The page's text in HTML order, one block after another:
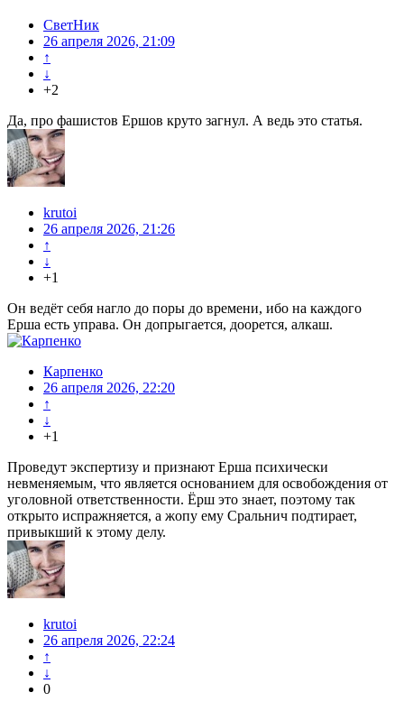
СветНик
26 апреля 2026, 21:09
↑
↓
+2
Да, про фашистов Ершов круто загнул. А ведь это статья.
krutoi
26 апреля 2026, 21:26
↑
↓
+1
Он ведёт себя нагло до поры до времени, ибо на каждого
Ерша есть управа. Он допрыгается, доорется, алкаш.
Карпенко
26 апреля 2026, 22:20
↑
↓
+1
Проведут экспертизу и признают Ерша психически
невменяемым, что является основанием для освобождения от
уголовной ответственности. Ёрш это знает, поэтому так
открыто испражняется, а жопу ему Сральнич подтирает,
привыкший к этому делу.
krutoi
26 апреля 2026, 22:24
↑
↓
0